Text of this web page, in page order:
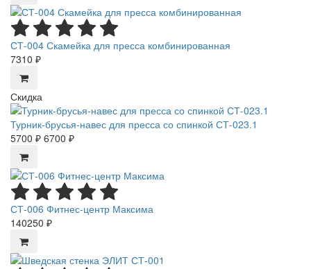
СТ-004 Скамейка для пресса комбинированная
7310 ₽
Скидка
Турник-брусья-навес для пресса со спинкой СТ-023.1
5700 ₽ 6700 ₽
СТ-006 Фитнес-центр Максима
140250 ₽